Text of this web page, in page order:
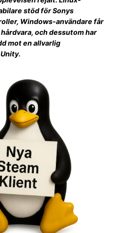
stöd för Sonys
Windows-användare får
och dessutom har
mot en allvarlig